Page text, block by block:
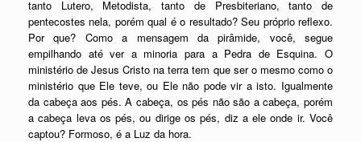
tanto Lutero, Metodista, tanto de Presbiteriano, tanto de
pentecostes nela, porém qual é o resultado? Seu próprio reflexo.
Por que? Como a mensagem da pirâmide, você, segue
empilhando até ver a minoria para a Pedra de Esquina. O
ministério de Jesus Cristo na terra tem que ser o mesmo como o
ministério que Ele teve, ou Ele não pode vir a isto. Igualmente
da cabeça aos pés. A cabeça, os pés não são a cabeça, porém
a cabeça leva os pés, ou dirige os pés, diz a ele onde ir. Você
captou? Formoso, é a Luz da hora.